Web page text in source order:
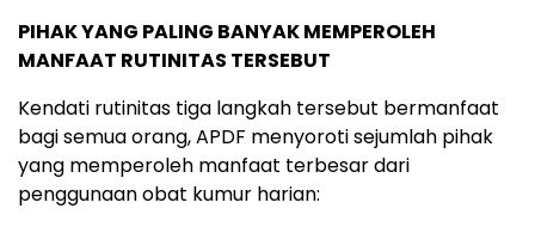
PIHAK YANG PALING BANYAK MEMPEROLEH
MANFAAT RUTINITAS TERSEBUT
Kendati rutinitas tiga langkah tersebut bermanfaat
bagi semua orang, APDF menyoroti sejumlah pihak
yang memperoleh manfaat terbesar dari
penggunaan obat kumur harian: